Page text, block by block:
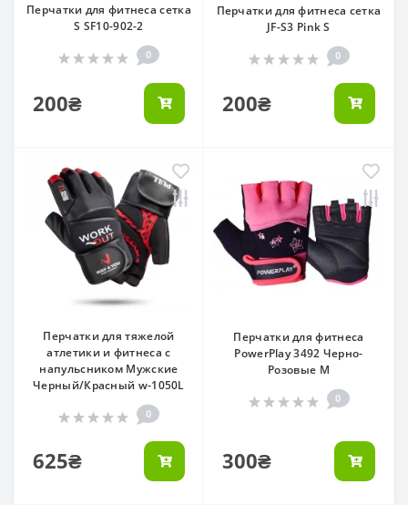
Перчатки для фитнеса сетка
S SF10-902-2
0
200₴
Перчатки для фитнеса сетка
JF-S3 Pink S
0
200₴
Перчатки для тяжелой
атлетики и фитнеса с
напульсником Мужские
Черный/Красный w-1050L
0
625₴
Перчатки для фитнеса
PowerPlay 3492 Черно-
Розовые M
0
300₴